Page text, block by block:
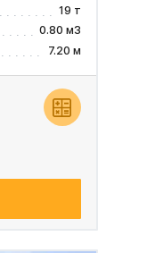
19 т
0.80 м3
7.20 м